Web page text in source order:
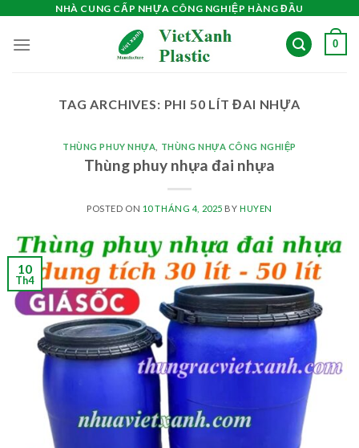
content
NHÀ CUNG CẤP NHỰA CÔNG NGHIỆP HÀNG ĐẦU
0
TAG ARCHIVES: PHI 50 LÍT ĐAI NHỰA
THÙNG PHUY NHỰA THÙNG NHỰA CÔNG NGHIỆP
Thùng phuy nhựa đai nhựa
POSTED ON 10 THÁNG 4, 2025 BY HUYEN
10
Th4